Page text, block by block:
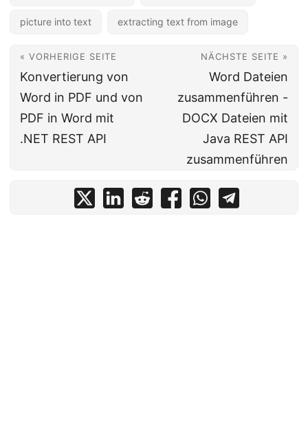
picture into text extracting text from image
« VORHERIGE SEITE
Konvertierung von
Word in PDF und von
PDF in Word mit
.NET REST API
NÄCHSTE SEITE »
Word Dateien
zusammenführen -
DOCX Dateien mit
Java REST API
zusammenführen